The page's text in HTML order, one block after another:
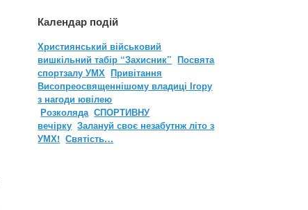
Календар подій
Християнський військовий
вишкільний табір “Захисник” Посвята
спортзалу УМХ Привітання
Висопреосвященнішому владиці Ігору
з нагоди ювілею
Розколяда СПОРТИВНУ
вечірку Залануй своє незабутнж літо з
УМХ! Святість…